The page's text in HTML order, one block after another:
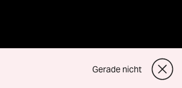
Gerade nicht